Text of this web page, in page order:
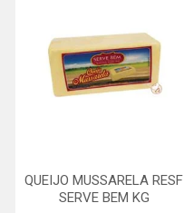
QUEIJO MUSSARELA RESF
SERVE BEM KG